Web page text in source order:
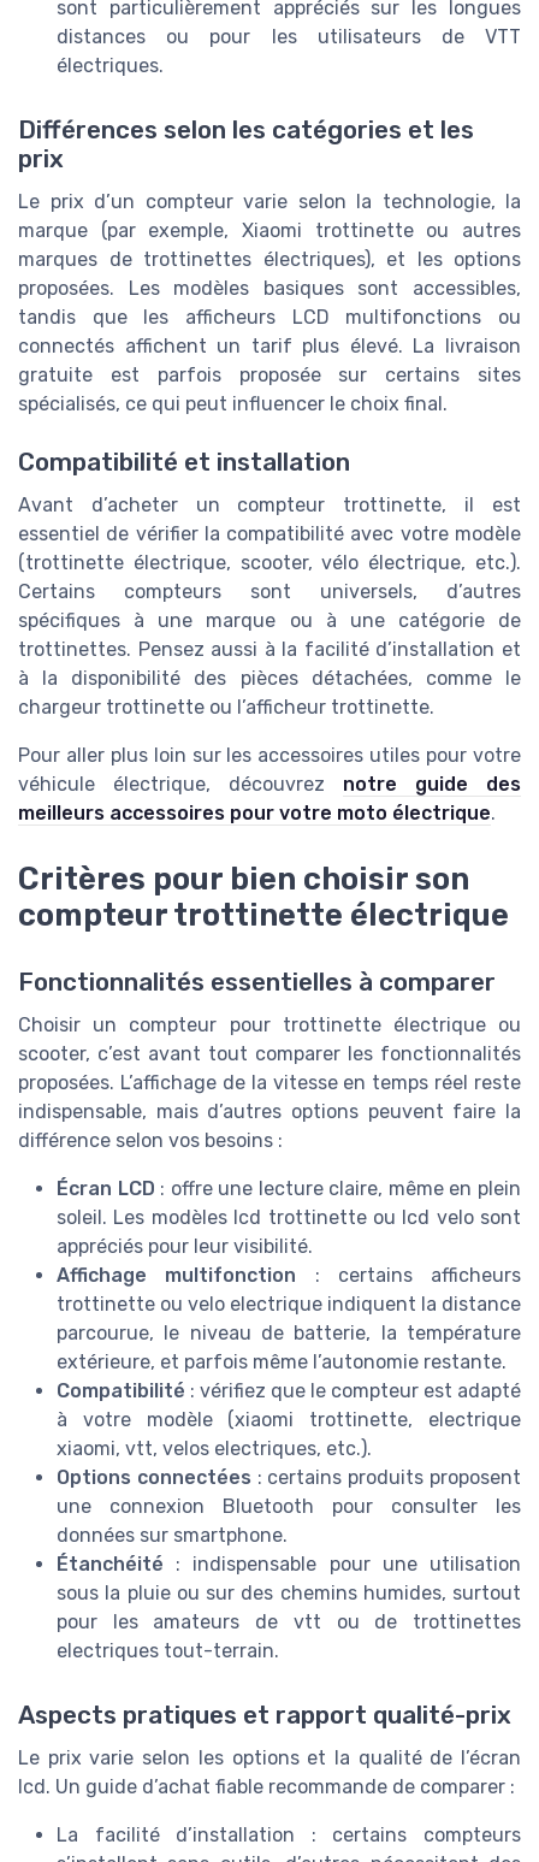
sont particulièrement appréciés sur les longues
distances ou pour les utilisateurs de VTT
électriques.
Différences selon les catégories et les
prix
Le prix d’un compteur varie selon la technologie, la
marque (par exemple, Xiaomi trottinette ou autres
marques de trottinettes électriques), et les options
proposées. Les modèles basiques sont accessibles,
tandis que les afficheurs LCD multifonctions ou
connectés affichent un tarif plus élevé. La livraison
gratuite est parfois proposée sur certains sites
spécialisés, ce qui peut influencer le choix final.
Compatibilité et installation
Avant d’acheter un compteur trottinette, il est
essentiel de vérifier la compatibilité avec votre modèle
(trottinette électrique, scooter, vélo électrique, etc.).
Certains compteurs sont universels, d’autres
spécifiques à une marque ou à une catégorie de
trottinettes. Pensez aussi à la facilité d’installation et
à la disponibilité des pièces détachées, comme le
chargeur trottinette ou l’afficheur trottinette.
Pour aller plus loin sur les accessoires utiles pour votre
véhicule électrique, découvrez notre guide des
meilleurs accessoires pour votre moto électrique.
Critères pour bien choisir son
compteur trottinette électrique
Fonctionnalités essentielles à comparer
Choisir un compteur pour trottinette électrique ou
scooter, c’est avant tout comparer les fonctionnalités
proposées. L’affichage de la vitesse en temps réel reste
indispensable, mais d’autres options peuvent faire la
différence selon vos besoins :
Écran LCD : offre une lecture claire, même en plein
soleil. Les modèles lcd trottinette ou lcd velo sont
appréciés pour leur visibilité.
Affichage multifonction : certains afficheurs
trottinette ou velo electrique indiquent la distance
parcourue, le niveau de batterie, la température
extérieure, et parfois même l’autonomie restante.
Compatibilité : vérifiez que le compteur est adapté
à votre modèle (xiaomi trottinette, electrique
xiaomi, vtt, velos electriques, etc.).
Options connectées : certains produits proposent
une connexion Bluetooth pour consulter les
données sur smartphone.
Étanchéité : indispensable pour une utilisation
sous la pluie ou sur des chemins humides, surtout
pour les amateurs de vtt ou de trottinettes
electriques tout-terrain.
Aspects pratiques et rapport qualité-prix
Le prix varie selon les options et la qualité de l’écran
lcd. Un guide d’achat fiable recommande de comparer :
La facilité d’installation : certains compteurs